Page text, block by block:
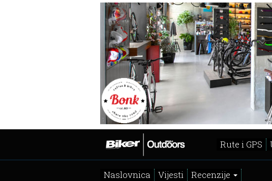
Rute i GPS
Naslovnica Vijesti Recenzije